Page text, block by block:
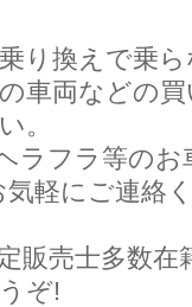
り換えで乗
車両などの
。
ラフラ等の
軽にご連絡
販売士多数
ぞ!